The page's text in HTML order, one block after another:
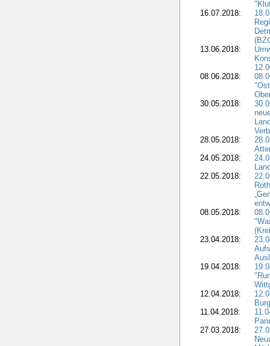
16.07.2018:
13.06.2018:
08.06.2018:
30.05.2018:
28.05.2018:
24.05.2018:
22.05.2018:
08.05.2018:
23.04.2018:
19.04.2018:
12.04.2018:
11.04.2018:
27.03.2018: